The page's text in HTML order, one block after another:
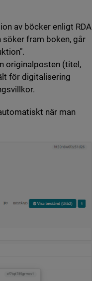
av böcker enligt RDA
fram boken, går
originalposten (titel,
för digitalisering
när man